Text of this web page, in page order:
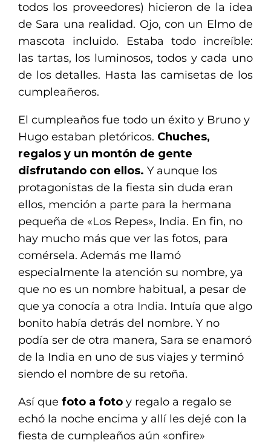
todos los proveedores) hicieron de la idea
de Sara una realidad. Ojo, con un Elmo de
mascota incluido. Estaba todo increíble:
las tartas, los luminosos, todos y cada uno
de los detalles. Hasta las camisetas de los
cumpleañeros.
El cumpleaños fue todo un éxito y Bruno y
Hugo estaban pletóricos. Chuches,
regalos y un montón de gente
disfrutando con ellos. Y aunque los
protagonistas de la fiesta sin duda eran
ellos, mención a parte para la hermana
pequeña de «Los Repes», India. En fin, no
hay mucho más que ver las fotos, para
comérsela. Además me llamó
especialmente la atención su nombre, ya
que no es un nombre habitual, a pesar de
que ya conocía a otra India. Intuía que algo
bonito había detrás del nombre. Y no
podía ser de otra manera, Sara se enamoró
de la India en uno de sus viajes y terminó
siendo el nombre de su retoña.
Así que foto a foto y regalo a regalo se
echó la noche encima y allí les dejé con la
fiesta de cumpleaños aún «onfire»